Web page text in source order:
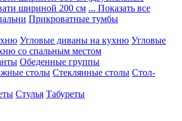
шириной 200 см ... Показать все
Прикроватные тумбы
Угловые диваны на кухню Угловые
со спальным местом
Обеденные группы
столы Стеклянные столы Стол-
Стулья Табуреты